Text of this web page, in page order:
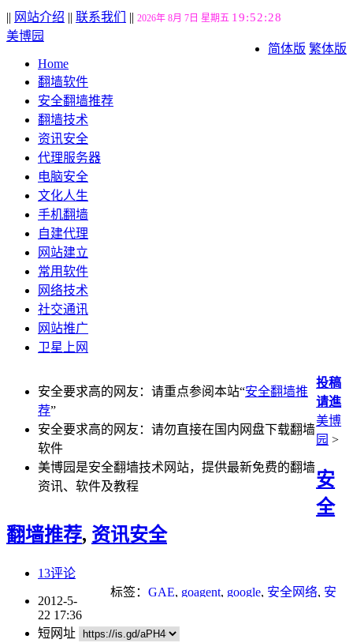
|| 网站介绍 || 联系我们 || 2026年 8月 7日 星期五 19:52:29
简体版 繁体版
美博园
Home
翻墙软件
安全翻墙推荐
翻墙技术
资讯安全
代理服务器
电脑安全
文化人生
手机翻墙
自建代理
网站建立
常用软件
网络技术
社交通讯
网站推广
卫星上网
安全要求高的网友：请重点参阅本站“安全翻墙推
荐”
安全要求高的网友：请勿直接在国内网盘下载翻墙
软件
美博园是安全翻墙技术网站，提供最新免费的翻墙
资讯、软件及教程
投稿
请進
美博
园 >
安
全
翻墙推荐, 资讯安全
13评论
标签： GAE, goagent, google, 安全网络, 安
2012-5-
22 17:36
短网址